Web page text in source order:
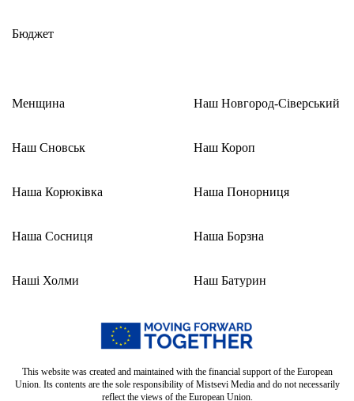
Бюджет
Менщина
Наш Сновськ
Наша Корюківка
Наша Сосниця
Наші Холми
Наш Новгород-Сіверський
Наш Короп
Наша Понорниця
Наша Борзна
Наш Батурин
This website was created and maintained with the financial support of the European
Union. Its contents are the sole responsibility of Mistsevi Media and do not necessarily
reflect the views of the European Union.